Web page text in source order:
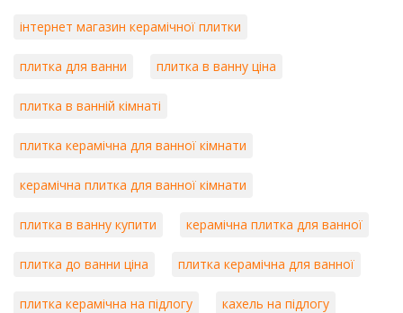
інтернет магазин керамічної плитки
плитка для ванни плитка в ванну ціна
плитка в ванній кімнаті
плитка керамічна для ванної кімнати
керамічна плитка для ванної кімнати
плитка в ванну купити керамічна плитка для ванної
плитка до ванни ціна плитка керамічна для ванної
плитка керамічна на підлогу кахель на підлогу